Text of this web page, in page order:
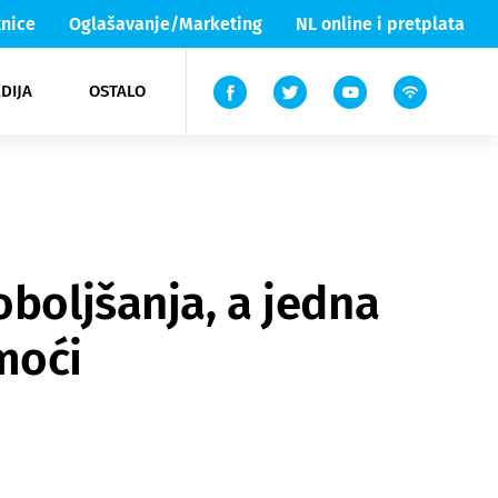
Oglašavanje/Marketing NL online i pretplata
OSTALO
Lika & Senj
TV
a jedna